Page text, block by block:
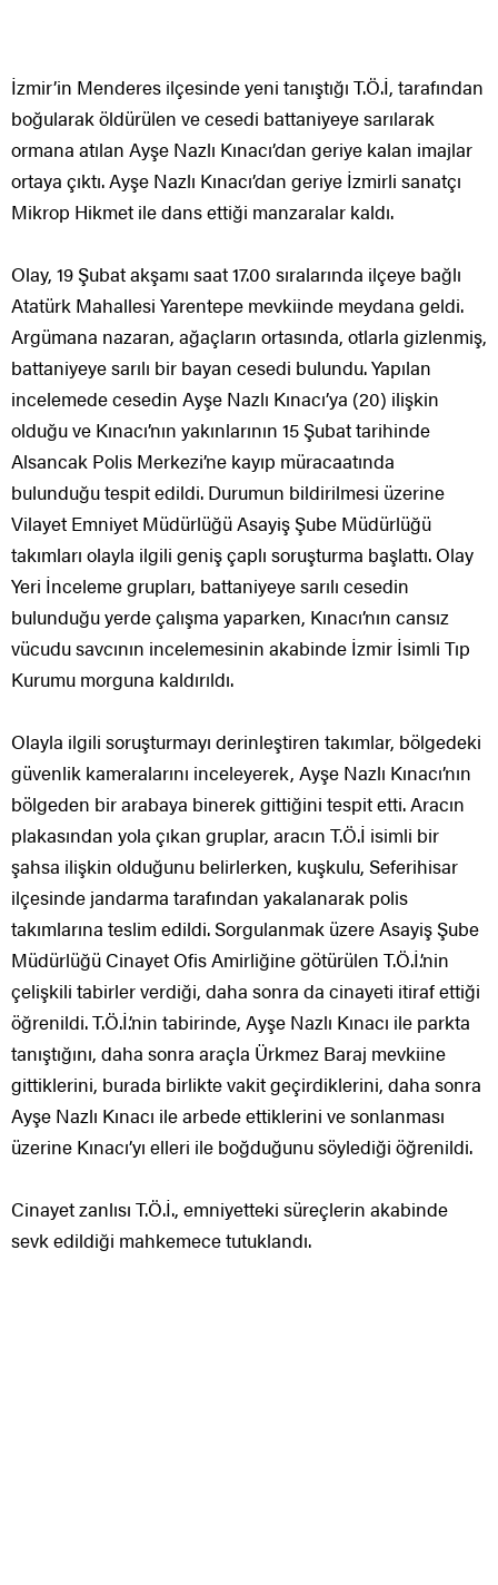
İzmir’in Menderes ilçesinde yeni tanıştığı T.Ö.İ, tarafından
boğularak öldürülen ve cesedi battaniyeye sarılarak
ormana atılan Ayşe Nazlı Kınacı’dan geriye kalan imajlar
ortaya çıktı. Ayşe Nazlı Kınacı’dan geriye İzmirli sanatçı
Mikrop Hikmet ile dans ettiği manzaralar kaldı.
Olay, 19 Şubat akşamı saat 17.00 sıralarında ilçeye bağlı
Atatürk Mahallesi Yarentepe mevkiinde meydana geldi.
Argümana nazaran, ağaçların ortasında, otlarla gizlenmiş,
battaniyeye sarılı bir bayan cesedi bulundu. Yapılan
incelemede cesedin Ayşe Nazlı Kınacı’ya (20) ilişkin
olduğu ve Kınacı’nın yakınlarının 15 Şubat tarihinde
Alsancak Polis Merkezi’ne kayıp müracaatında
bulunduğu tespit edildi. Durumun bildirilmesi üzerine
Vilayet Emniyet Müdürlüğü Asayiş Şube Müdürlüğü
takımları olayla ilgili geniş çaplı soruşturma başlattı. Olay
Yeri İnceleme grupları, battaniyeye sarılı cesedin
bulunduğu yerde çalışma yaparken, Kınacı’nın cansız
vücudu savcının incelemesinin akabinde İzmir İsimli Tıp
Kurumu morguna kaldırıldı.
Olayla ilgili soruşturmayı derinleştiren takımlar, bölgedeki
güvenlik kameralarını inceleyerek, Ayşe Nazlı Kınacı’nın
bölgeden bir arabaya binerek gittiğini tespit etti. Aracın
plakasından yola çıkan gruplar, aracın T.Ö.İ isimli bir
şahsa ilişkin olduğunu belirlerken, kuşkulu, Seferihisar
ilçesinde jandarma tarafından yakalanarak polis
takımlarına teslim edildi. Sorgulanmak üzere Asayiş Şube
Müdürlüğü Cinayet Ofis Amirliğine götürülen T.Ö.İ.’nin
çelişkili tabirler verdiği, daha sonra da cinayeti itiraf ettiği
öğrenildi. T.Ö.İ.’nin tabirinde, Ayşe Nazlı Kınacı ile parkta
tanıştığını, daha sonra araçla Ürkmez Baraj mevkiine
gittiklerini, burada birlikte vakit geçirdiklerini, daha sonra
Ayşe Nazlı Kınacı ile arbede ettiklerini ve sonlanması
üzerine Kınacı’yı elleri ile boğduğunu söylediği öğrenildi.
Cinayet zanlısı T.Ö.İ., emniyetteki süreçlerin akabinde
sevk edildiği mahkemece tutuklandı.